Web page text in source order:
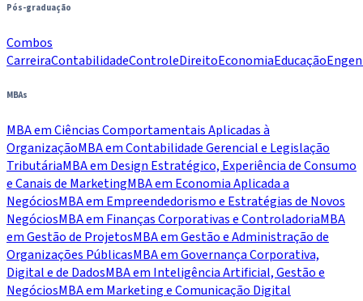
Pós-graduação
Combos
CarreiraContabilidadeControleDireitoEconomiaEducação
MBAs
MBA em Ciências Comportamentais Aplicadas à
OrganizaçãoMBA em Contabilidade Gerencial e Legislação
TributáriaMBA em Design Estratégico, Experiência de Consumo
e Canais de MarketingMBA em Economia Aplicada a
NegóciosMBA em Empreendedorismo e Estratégias de Novos
NegóciosMBA em Finanças Corporativas e ControladoriaMBA
em Gestão de ProjetosMBA em Gestão e Administração de
Organizações PúblicasMBA em Governança Corporativa,
Digital e de DadosMBA em Inteligência Artificial, Gestão e
NegóciosMBA em Marketing e Comunicação Digital